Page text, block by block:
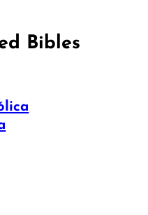
Bibles